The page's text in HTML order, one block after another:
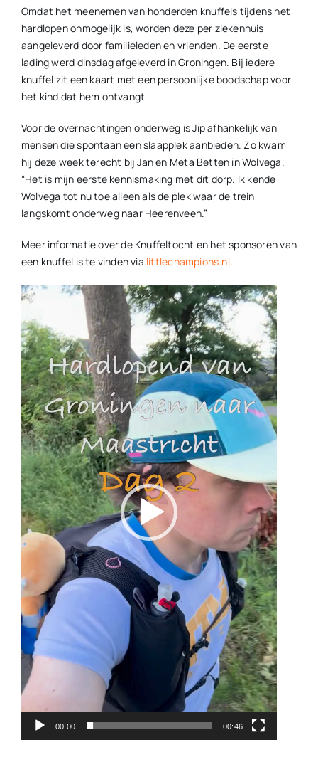
Omdat het meenemen van honderden knuffels tijdens het
hardlopen onmogelijk is, worden deze per ziekenhuis
aangeleverd door familieleden en vrienden. De eerste
lading werd dinsdag afgeleverd in Groningen. Bij iedere
knuffel zit een kaart met een persoonlijke boodschap voor
het kind dat hem ontvangt.
Voor de overnachtingen onderweg is Jip afhankelijk van
mensen die spontaan een slaapplek aanbieden. Zo kwam
hij deze week terecht bij Jan en Meta Betten in Wolvega.
“Het is mijn eerste kennismaking met dit dorp. Ik kende
Wolvega tot nu toe alleen als de plek waar de trein
langskomt onderweg naar Heerenveen.”
Meer informatie over de Knuffeltocht en het sponsoren van
een knuffel is te vinden via littlechampions.nl.
Videospeler
00:00 00:46